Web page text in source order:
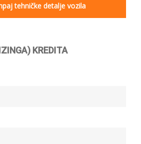
tehničke detalje vozila
KREDITA